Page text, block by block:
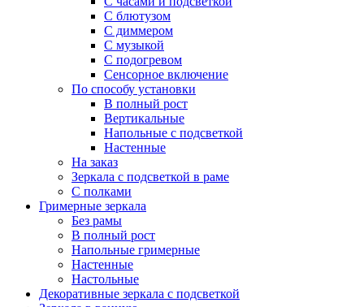
С блютузом
С диммером
С музыкой
С подогревом
Сенсорное включение
По способу установки
В полный рост
Вертикальные
Напольные с подсветкой
Настенные
На заказ
Зеркала с подсветкой в раме
С полками
Гримерные зеркала
Без рамы
В полный рост
Напольные гримерные
Настенные
Настольные
Декоративные зеркала с подсветкой